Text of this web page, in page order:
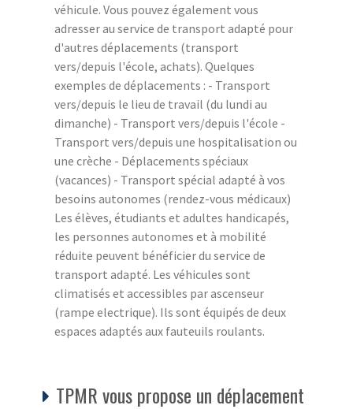
véhicule. Vous pouvez également vous
adresser au service de transport adapté pour
d'autres déplacements (transport
vers/depuis l'école, achats). Quelques
exemples de déplacements : - Transport
vers/depuis le lieu de travail (du lundi au
dimanche) - Transport vers/depuis l'école -
Transport vers/depuis une hospitalisation ou
une crèche - Déplacements spéciaux
(vacances) - Transport spécial adapté à vos
besoins autonomes (rendez-vous médicaux)
Les élèves, étudiants et adultes handicapés,
les personnes autonomes et à mobilité
réduite peuvent bénéficier du service de
transport adapté. Les véhicules sont
climatisés et accessibles par ascenseur
(rampe electrique). Ils sont équipés de deux
espaces adaptés aux fauteuils roulants.
TPMR vous propose un déplacement